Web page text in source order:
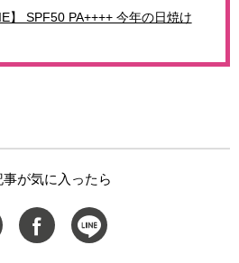
】 SPF50 PA++++ 今年の日焼け
事が気に入ったら